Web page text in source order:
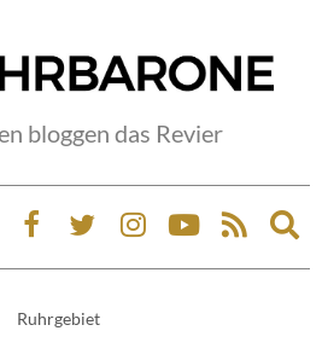
bloggen das Revier
Ruhrgebiet